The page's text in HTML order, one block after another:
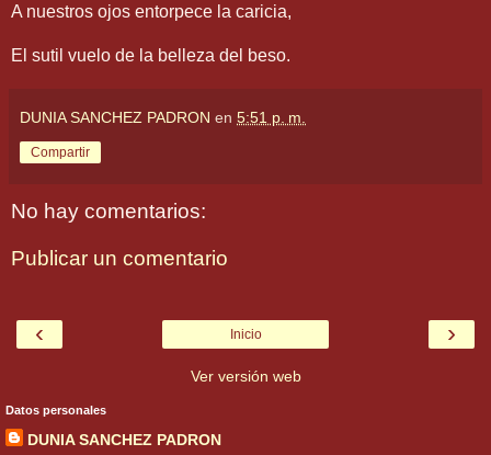
A nuestros ojos entorpece la caricia,
El sutil vuelo de la belleza del beso.
DUNIA SANCHEZ PADRON en 5:51 p. m.
Compartir
No hay comentarios:
Publicar un comentario
‹ ›
Inicio
Ver versión web
Datos personales
DUNIA SANCHEZ PADRON